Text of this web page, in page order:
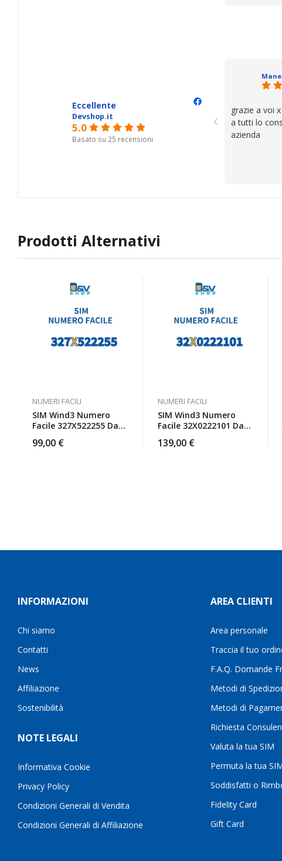
Eccellente
Devshop.it
5.0
Basato su 25 recensioni
grazie a voi
a tutti lo
azienda
Prodotti Alternativi
NUMERI FACILI
SIM Wind3 Numero
Facile 327X522255 Da
99,00 €
NUMERI FACILI
SIM Wind3 Numero
Facile 32X0222101 Da
139,00 €
INFORMAZIONI
Chi siamo
Contatti
News
Affiliazione
Sostenibilità
NOTE LEGALI
Informativa Cookie
Privacy Policy
Condizioni Generali di Vendita
Condizioni Generali di Affiliazione
AREA CLIENTI
Area personale
Traccia il tuo
F.A.Q. Domande
Metodi di
Metodi di
Richiesta
Valuta la tua SIM
Permuta la tua
Soddisfatti o
Fidelity Card
Gift Card